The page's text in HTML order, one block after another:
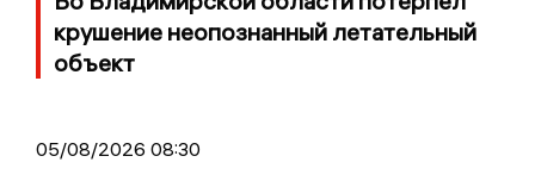
крушение неопознанный летательный
объект
05/08/2026 08:30